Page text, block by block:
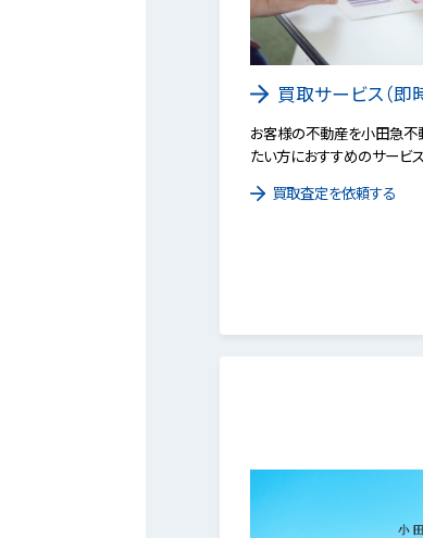
買取サービス（即
お客様の不動産を小田急不
たい方におすすめのサービス
買取査定を依頼する